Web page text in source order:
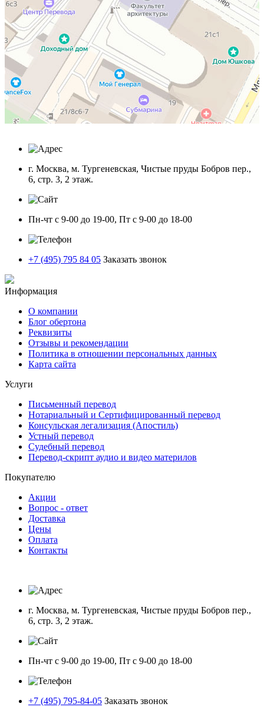
г. Москва, м. Тургеневская, Чистые пруды Бобров пер.,
6, стр. 3, 2 этаж.
Пн-чт с 9-00 до 19-00, Пт с 9-00 до 18-00
+7 (495) 795 84 05 Заказать звонок
Информация
О компании
Блог обертона
Реквизиты
Отзывы и рекомендации
Политика в отношении персональных данных
Карта сайта
Услуги
Письменный перевод
Нотариальный и Сертифицированный перевод
Консульская легализация (Апостиль)
Устный перевод
Судебный перевод
Перевод-скрипт аудио и видео материлов
Покупателю
Акции
Вопрос - ответ
Доставка
Цены
Оплата
Контакты
г. Москва, м. Тургеневская, Чистые пруды Бобров пер.,
6, стр. 3, 2 этаж.
Пн-чт с 9-00 до 19-00, Пт с 9-00 до 18-00
+7 (495) 795-84-05 Заказать звонок